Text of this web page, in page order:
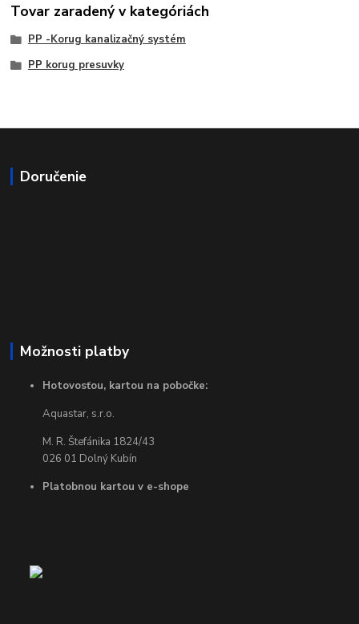
Tovar zaradený v kategóriách
PP -Korug kanalizačný systém
PP korug presuvky
Doručenie
Možnosti platby
Hotovosťou, kartou na pobočke:
Aquastar, s.r.o.
M. R. Štefánika 1824/43
026 01 Dolný Kubín
Platobnou kartou v e-shope